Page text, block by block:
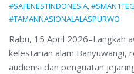
#SAFENESTINDONESIA,
#TAMANNASIONALALASPURWO
Rabu, 15 April 2026–Langkah
kelestarian alam Banyuwangi,
audiensi dan penguatan